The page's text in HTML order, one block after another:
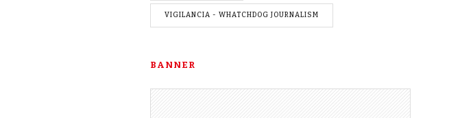
VIGILANCIA - WHATCHDOG JOURNALISM
BANNER